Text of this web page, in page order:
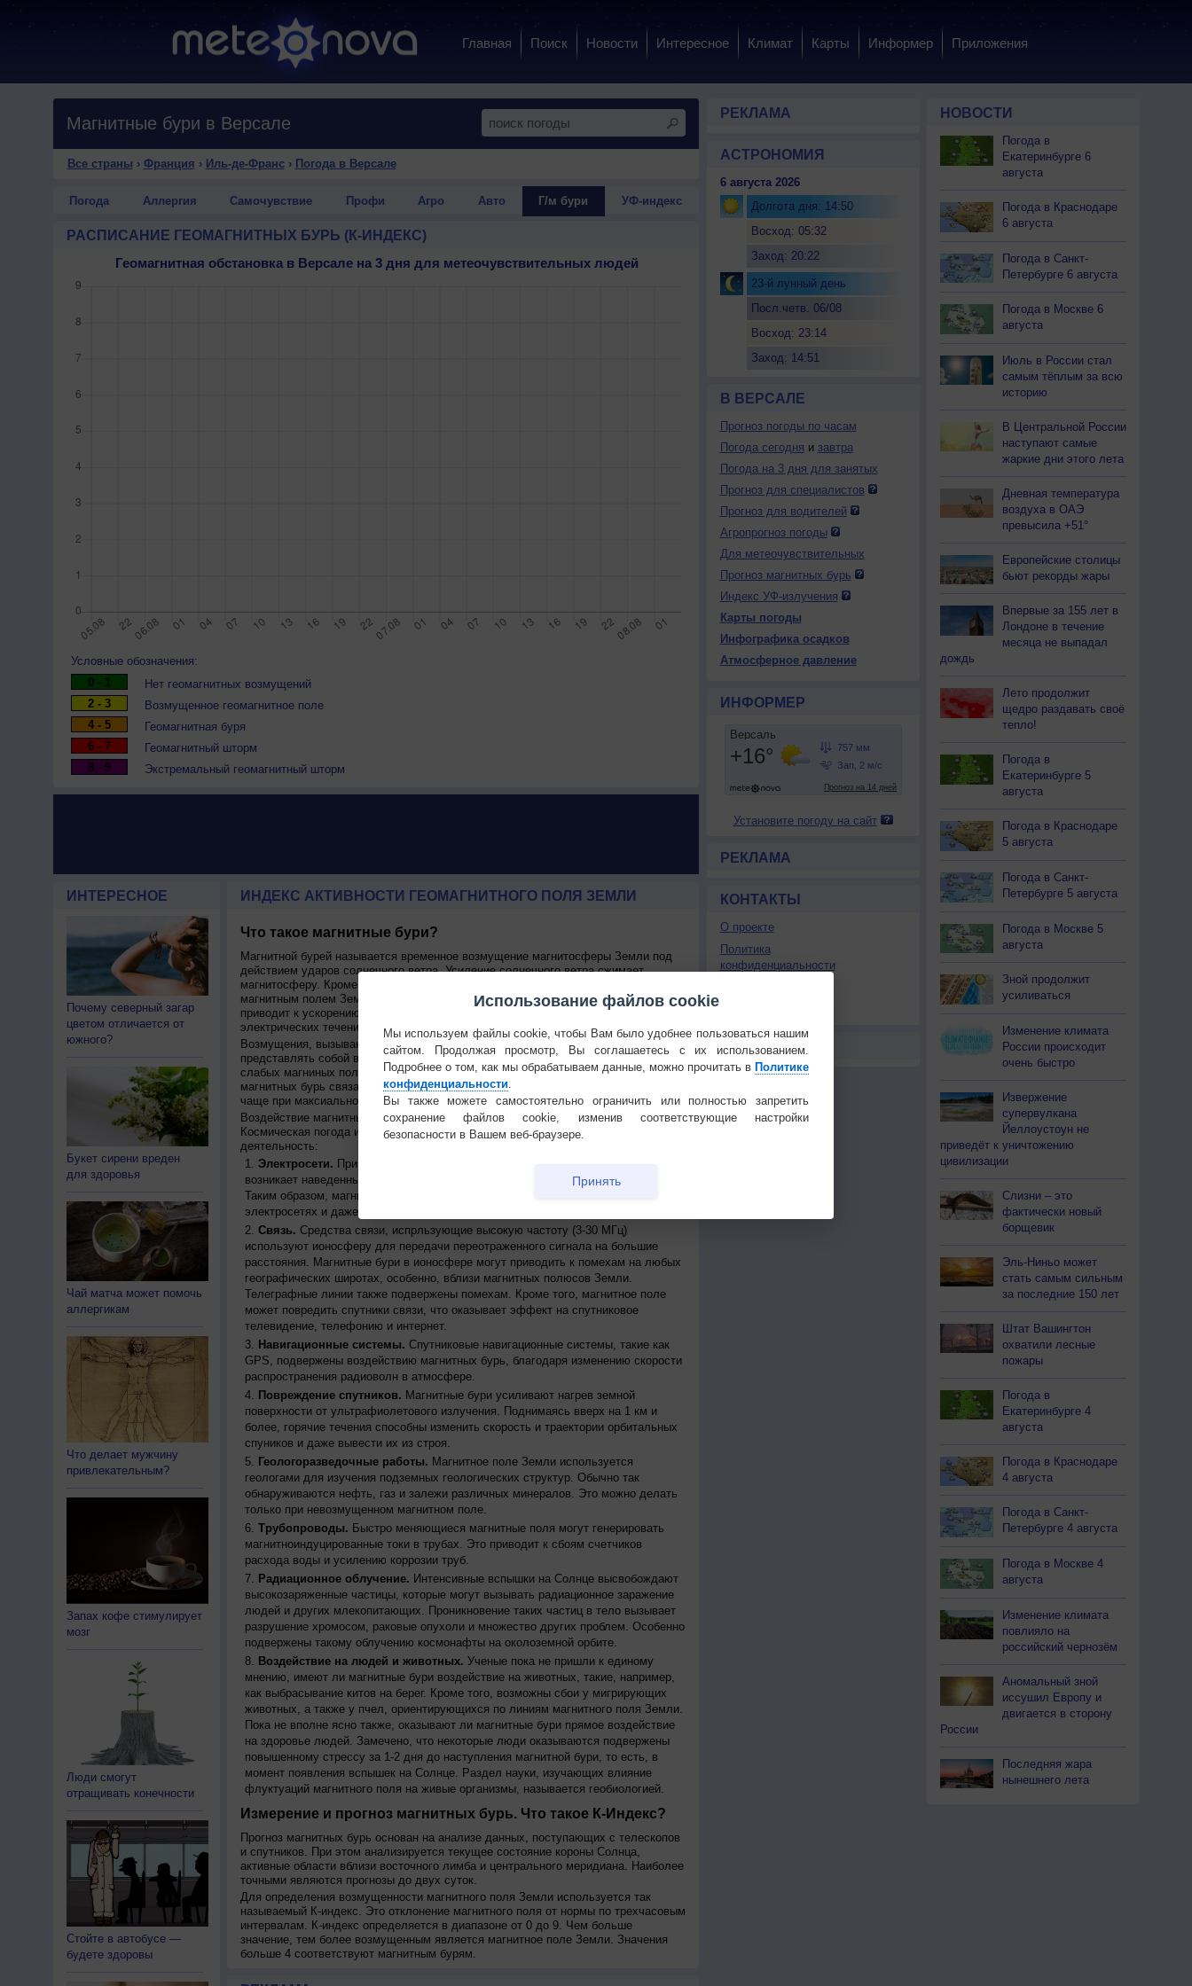
Главная Поиск Новости Интересное Климат Карты Информер Приложения
Магнитные бури в Версале
Все страны › Франция › Иль-де-Франс› Погода в Версале
Погода Аллергия Самочувствие Профи Агро Авто Г/м бури УФ-индекс
РАСПИСАНИЕ ГЕОМАГНИТНЫХ БУРЬ (К-ИНДЕКС)
Геомагнитная обстановка в Версале на 3 дня для метеочувствительных людей
Условные обозначения:
0 - 1
Нет геомагнитных возмущений
2 - 3
Возмущенное геомагнитное поле
4 - 5
Геомагнитная буря
6 - 7
Геомагнитный шторм
8 - 9
Экстремальный геомагнитный шторм
ИНТЕРЕСНОЕ
Почему северный загар
цветом отличается от
южного?
Букет сирени вреден
для здоровья
Чай матча может помочь
аллергикам
Что делает мужчину
привлекательным?
Запах кофе стимулирует
мозг
Люди смогут
отращивать конечности
Стойте в автобусе —
будете здоровы
ИНДЕКС АКТИВНОСТИ ГЕОМАГНИТНОГО ПОЛЯ ЗЕМЛИ
Что такое магнитные бури?
Магнитной бурей называется временное возмущение магнитосферы Земли под
действием ударов солнечного ветра. Усиление солнечного ветра сжимает
магнитосферу. Кроме того, магнитное поле солнечного ветра взаимодействиует с
магнитным полем Земли, передавая часть своей энергии в магнитосферу. Это
приводит к ускорению движения плазмы через магнитосферу и увеличению силы
электрических течений.
Возмущения, вызывающие бурю, могут быть причиной коронарного выброса или
представлять собой высокоскоростной поток солнечного ветра из областей
слабых магниных полей на поверхности Солнца. Частота усилений и ослаблений
магнитных бурь связана с циклом солнечных пятен. Коронарные бури возникают
чаще при максиальной активности солнца, а потоковые - при минимамльной.
Воздействие магнитных бурь на Землю называется космической погодой.
Космическая погода иммет следующие воздейсвия на хозяйственную
деятельность:
Электросети. При движении магнитного поля около проводника, в нем
возникает наведенный ток, что может приводить к перегрузкам в электросетях.
Таким образом, магнитные бури могут вызывать масштабные сбои в
электросетях и даже приводить к веерным отключениям электроэнергии.
Связь. Средства связи, испрльзующие высокую частоту (3-30 МГц)
используют ионосферу для передачи переотраженного сигнала на большие
расстояния. Магнитные бури в ионосфере могут приводить к помехам на любых
географических широтах, особенно, вблизи магнитных полюсов Земли.
Телеграфные линии также подвержены помехам. Кроме того, магнитное поле
может повредить спутники связи, что оказывает эффект на спутниковое
телевидение, телефонию и интернет.
Навигационные системы. Спутниковые навигационные системы, такие как
GPS, подвержены воздействию магнитных бурь, благодаря изменению скорости
распространения радиоволн в атмосфере.
Повреждение спутников. Магнитные бури усиливают нагрев земной
поверхности от ультрафиолетового излучения. Поднимаясь вверх на 1 км и
более, горячие течения способны изменить скорость и траектории орбитальных
спуников и даже вывести их из строя.
Геологоразведочные работы. Магнитное поле Земли используется
геологами для изучения подземных геологических структур. Обычно так
обнаруживаются нефть, газ и залежи различных минералов. Это можно делать
только при невозмущенном магнитном поле.
Трубопроводы. Быстро меняющиеся магнитные поля могут генерировать
магнитноиндуцированные токи в трубах. Это приводит к сбоям счетчиков
расхода воды и усилению коррозии труб.
Радиационное облучение. Интенсивные вспышки на Солнце высвобождают
высокозаряженные частицы, которые могут вызывать радиационное заражение
людей и других млекопитающих. Проникновение таких частиц в тело вызывает
разрушение хромосом, раковые опухоли и множество других проблем. Особенно
подвержены такому облучению космонафты на околоземной орбите.
Воздействие на людей и животных. Ученые пока не пришли к единому
мнению, имеют ли магнитные бури воздействие на животных, такие, например,
как выбрасывание китов на берег. Кроме того, возможны сбои у мигрирующих
животных, а также у пчел, ориентирующихся по линиям магнитного поля Земли.
Пока не вполне ясно также, оказывают ли магнитные бури прямое воздействие
на здоровье людей. Замечено, что некоторые люди оказываются подвержены
повышенному стрессу за 1-2 дня до наступления магнитной бури, то есть, в
момент появления вспышек на Солнце. Раздел науки, изучающих влияние
флуктуаций магнитного поля на живые организмы, называется геобиологией.
Измерение и прогноз магнитных бурь. Что такое К-Индекс?
Прогноз магнитных бурь основан на анализе данных, поступающих с телескопов
и спутников. При этом анализируется текущее состояние короны Солнца,
активные области вблизи восточного лимба и центрального меридиана. Наиболее
точными являются прогнозы до двух суток.
Для определения возмущенности магнитного поля Земли используется так
называемый К-индекс. Это отклонение магнитного поля от нормы по трехчасовым
интервалам. К-индекс определяется в диапазоне от 0 до 9. Чем больше
значение, тем более возмущенным является магнитное поле Земли. Значения
больше 4 соответствуют магнитным бурям.
РЕКЛАМА
АСТРОНОМИЯ
6 августа 2026
Долгота дня: 14:50
Восход: 05:32
Заход: 20:22
23-й лунный день
Посл.четв. 06/08
Восход: 23:14
Заход: 14:51
В ВЕРСАЛЕ
Прогноз погоды по часам
Погода сегодня и завтра
Погода на 3 дня для занятых
Прогноз для специалистов
Прогноз для водителей
Агропрогноз погоды
Для метеочувствительных
Прогноз магнитных бурь
Индекс УФ-излучения
Карты погоды
Инфографика осадков
Атмосферное давление
ИНФОРМЕР
Установите погоду на сайт
РЕКЛАМА
КОНТАКТЫ
О проекте
Политика
конфиденциальности
РЕКЛАМА
НОВОСТИ
Погода в
Екатеринбурге 6
августа
Погода в Краснодаре
6 августа
Погода в Санкт-
Петербурге 6 августа
Погода в Москве 6
августа
Июль в России стал
самым тёплым за всю
историю
В Центральной России
наступают самые
жаркие дни этого лета
Дневная температура
воздуха в ОАЭ
превысила +51°
Европейские столицы
бьют рекорды жары
Впервые за 155 лет в
Лондоне в течение
месяца не выпадал
дождь
Лето продолжит
щедро раздавать своё
тепло!
Погода в
Екатеринбурге 5
августа
Погода в Краснодаре
5 августа
Погода в Санкт-
Петербурге 5 августа
Погода в Москве 5
августа
Зной продолжит
усиливаться
Изменение климата
России происходит
очень быстро
Извержение
супервулкана
Йеллоустоун не
приведёт к уничтожению
цивилизации
Слизни – это
фактически новый
борщевик
Эль-Ниньо может
стать самым сильным
за последние 150 лет
Штат Вашингтон
охватили лесные
пожары
Погода в
Екатеринбурге 4
августа
Погода в Краснодаре
4 августа
Погода в Санкт-
Петербурге 4 августа
Погода в Москве 4
августа
Изменение климата
повлияло на
российский чернозём
Аномальный зной
иссушил Европу и
двигается в сторону
России
Последняя жара
нынешнего лета
Использование файлов cookie
Мы используем файлы cookie, чтобы Вам было удобнее пользоваться нашим
сайтом. Продолжая просмотр, Вы соглашаетесь с их использованием.
Подробнее о том, как мы обрабатываем данные, можно прочитать в Политике
конфиденциальности
Вы также можете самостоятельно ограничить или полностью запретить
сохранение файлов cookie, изменив соответствующие настройки
безопасности в Вашем веб-браузере.
Принять